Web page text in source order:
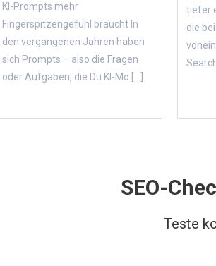
KI-Prompts mehr
Fingerspitzengefühl braucht In
den vergangenen Jahren haben
sich Prompts – also die Fragen
oder Aufgaben, die Du KI-Mo [...]
tiefer
die
SEO-
Teste